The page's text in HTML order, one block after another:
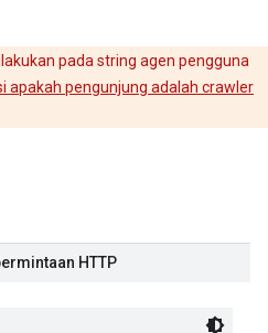
pada string agen pengguna
apakah pengunjung adalah crawler
HTTP